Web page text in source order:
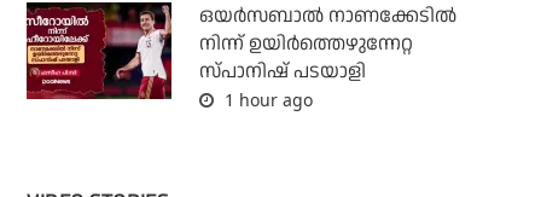
ഒയര്‍സബാൽ നാണക്കേടിൽ
നിന്ന് ഉയിർത്തെഴുന്നേറ്റ
സ്പാനിഷ് പടയാളി
1 hour ago